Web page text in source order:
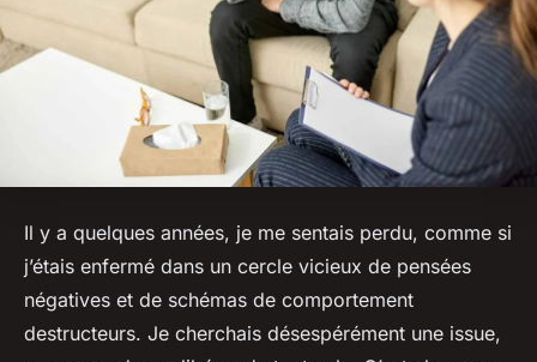
Il y a quelques années, je me sentais perdu, comme si
j’étais enfermé dans un cercle vicieux de pensées
négatives et de schémas de comportement
destructeurs. Je cherchais désespérément une issue,